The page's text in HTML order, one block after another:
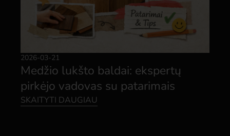
2026-03-21
Medžio lukšto baldai: ekspertų
pirkėjo vadovas su patarimais
SKAITYTI DAUGIAU